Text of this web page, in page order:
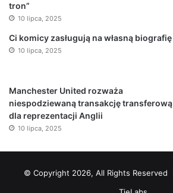
tron”
10 lipca, 2025
Ci komicy zasługują na własną biografię
10 lipca, 2025
Manchester United rozważa
niespodziewaną transakcję transferową
dla reprezentacji Anglii
10 lipca, 2025
© Copyright 2026, All Rights Reserved |